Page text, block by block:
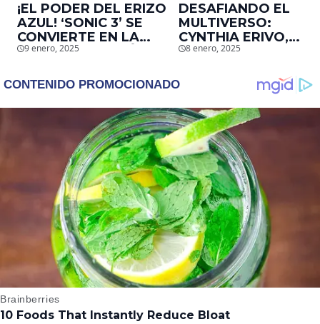
¡EL PODER DEL ERIZO
AZUL! ‘SONIC 3’ SE
CONVIERTE EN LA
2DA. ADAPTACIÓN
MÁS TAQUILLERA DE
9 enero, 2025
DESAFIANDO EL
MULTIVERSO:
CYNTHIA ERIVO,
PROTAGONISTA DE
SER STORM EN EL
8 enero, 2025